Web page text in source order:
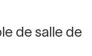
de salle de